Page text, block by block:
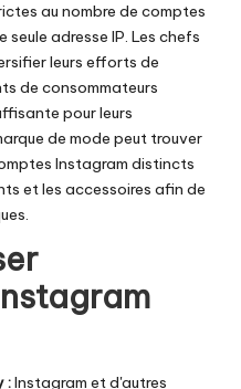
au nombre de comptes
adresse IP. Les chefs
leurs efforts de
de consommateurs
pour leurs
de mode peut trouver
Instagram distincts
et les accessoires afin de
:Instagram et d'autres